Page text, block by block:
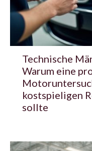
Technische
Warum eine
kostspieligen
sollte